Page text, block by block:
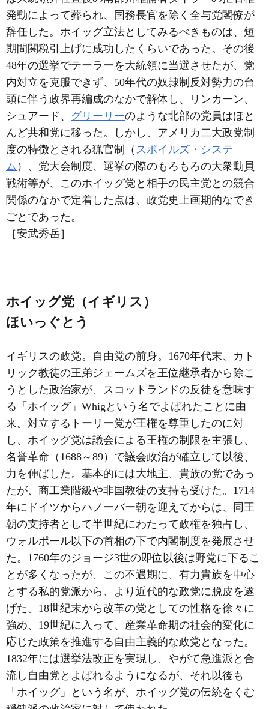
発動によって葬られ、国務長官を除く全与党閣僚が
辞任した。ホイッグ立法としてみるべきものは、短
期間関税引上げに成功したくらいであった。その後
48年の選挙でテーラーを大統領に当選させたが、党
内対立を克服できず、50年代の奴隷制反対勢力の台
頭に伴う政界再編成のなかで解体し、リンカーン、
シュアード、 グリーリーのような北部の党員はほと
んど共和党に移った。しかし、アメリカ二大政党制
度の特徴とされる猟官制（ スポイルズ・システ
ム ）、党大会制度、選挙の際のもろもろの大衆動員
戦術等が、このホイッグ党と相手の民主党との競合
関係のなかで定着した点は、政党史上画期的なでき
ごとであった。
［安武秀岳］
ホイッグ党（イギリス）
ほいっぐとう
イギリスの政党。自由党の前身。1670年代末、カト
リック教徒の王弟ジェームズを王位継承者から除こ
うとした政治家が、スコットランドの反徒を意味す
る「ホイッグ」Whigという名でよばれたことに由
来。対立するトーリー党が王権を尊重したのに対
し、ホイッグ党は議会による王権の制限を主張し、
名誉革命（1688～89）で議会政治が確立して以後、
力を伸ばした。基本的には大地主、貴族の党であっ
たが、商工業階級や非国教徒の支持も受けた。1714
年にドイツからハノーバー朝を迎えてからは、同王
朝の支持者として半世紀にわたって政権を独占し、
ウォルポール以下の首相の下で内閣制度を発展させ
た。1760年のジョージ3世の即位以後は野党に下るこ
とが多くなったが、この不遇期に、有力貴族を中心
とする私的党派から、より近代的な政党に脱皮を遂
げた。18世紀末から改革の党としての性格を徐々に
強め、19世紀に入って、産業革命期の社会的変化に
応じた政策を推進する自由主義的な政党となった。
1832年には選挙法改正を実現し、やがて急進派と合
流し自由党とよばれるようになるが、それ以後も
「ホイッグ」という名が、ホイッグ党の伝統をくむ